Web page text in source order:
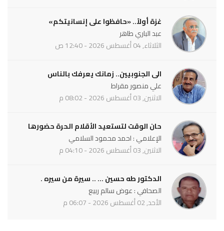
غزة أولاً.. «حافظوا على إنسانيتكم»
عبد الباري طاهر
الثلاثاء, 04 أغسطس 2026 - 12:40 ص
الى الجنوبيين.. زمانك يعرفك بالناس
علي منصور مقراط
الاثنين, 03 أغسطس 2026 - 08:02 م
حان الوقت لتستعيد الأقلام الحرة حضورها
الإعلامي : احمد محمود السلامي
الاثنين, 03 أغسطس 2026 - 04:10 م
الدكتور طه حسين ... .. سيرة من سيره .
الصحافي : عوض سالم ربيع
الأحد, 02 أغسطس 2026 - 06:07 م